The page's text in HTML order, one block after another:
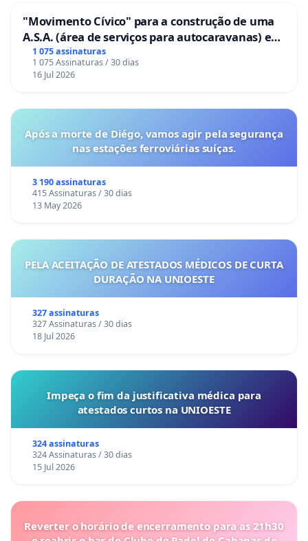
"Movimento Cívico" para a construção de uma
A.S.A. (área de serviços para autocaravanas) em
Coimbra
1 075 assinaturas
1 075 Assinaturas / 30 dias
16 Jul 2026
Após a morte de Diégo, vamos agir pela segurança
nas estações ferroviárias suíças.
3 190 assinaturas
415 Assinaturas / 30 dias
13 May 2026
PELA ACEITAÇÃO DE ATESTADOS MÉDICOS DE CURTA
DURAÇÃO NA UNIOESTE
327 assinaturas
327 Assinaturas / 30 dias
18 Jul 2026
Impeça o fim da justificativa médica para
atestados curtos na UNIOESTE
324 assinaturas
324 Assinaturas / 30 dias
15 Jul 2026
Reverter o horário de encerramento para as 21h30